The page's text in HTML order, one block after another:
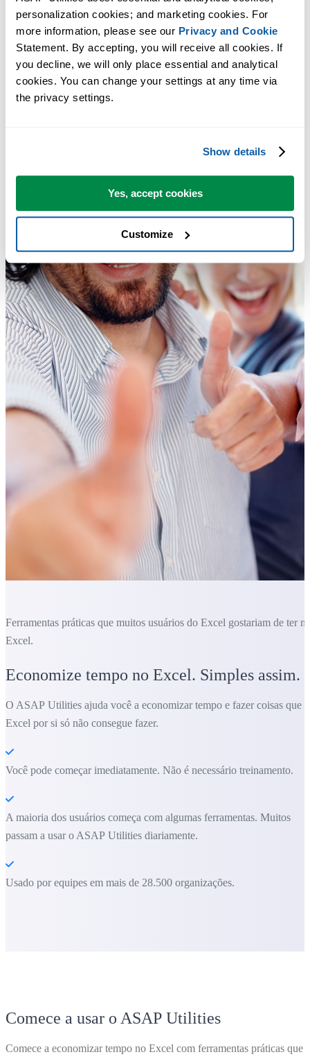
personalization cookies; and marketing cookies. For
more information, please see our Privacy and Cookie
Statement. By accepting, you will receive all cookies. If
you decline, we will only place essential and analytical
cookies. You can change your settings at any time via
the privacy settings.
Show details
Yes, accept cookies
Customize
Ferramentas práticas que muitos usuários do Excel gostariam de ter
Excel.
Economize tempo no Excel. Simples assim.
O ASAP Utilities ajuda você a economizar tempo e fazer coisas que o
Excel por si só não consegue fazer.
Você pode começar imediatamente. Não é necessário treinamento.
A maioria dos usuários começa com algumas ferramentas. Muitos
passam a usar o ASAP Utilities diariamente.
Usado por equipes em mais de 28.500 organizações.
Comece a usar o ASAP Utilities
Comece a economizar tempo no Excel com ferramentas práticas que